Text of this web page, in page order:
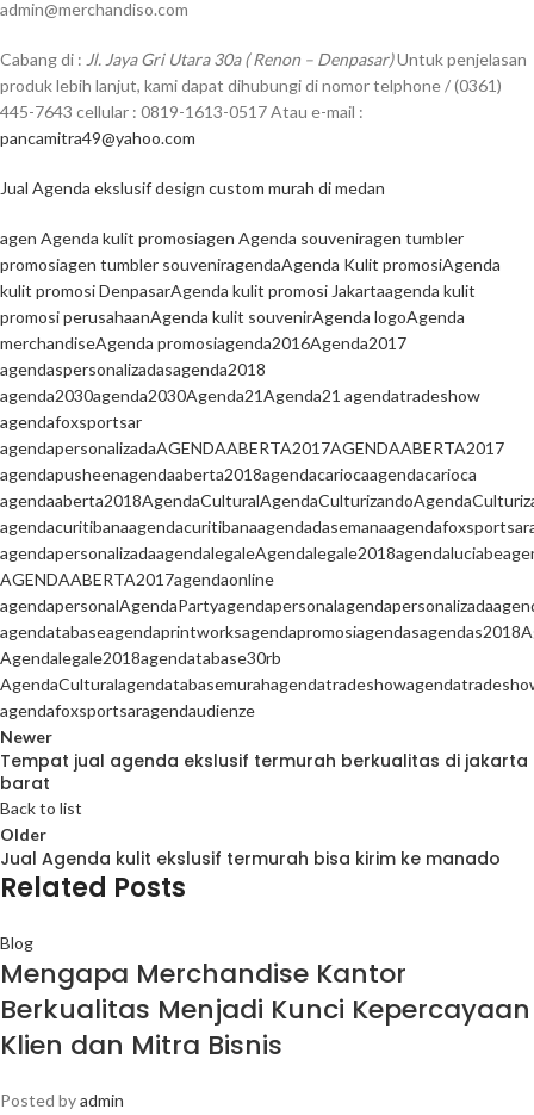
admin@merchandiso.com
Cabang di : Jl. Jaya Gri Utara 30a ( Renon – Denpasar)Untuk penjelasan
produk lebih lanjut, kami dapat dihubungi di nomor telphone / (0361)
445-7643 cellular : 0819-1613-0517 Atau e-mail :
pancamitra49@yahoo.com
Jual Agenda ekslusif design custom murah di medan
agen Agenda kulit promosiagen Agenda souveniragen tumbler
promosiagen tumbler souveniragendaAgenda Kulit promosiAgenda
kulit promosi DenpasarAgenda kulit promosi Jakartaagenda kulit
promosi perusahaanAgenda kulit souvenirAgenda logoAgenda
merchandiseAgenda promosiagenda2016Agenda2017
agendaspersonalizadasagenda2018
agenda2030agenda2030Agenda21Agenda21 agendatradeshow
agendafoxsportsar
agendapersonalizadaAGENDAABERTA2017AGENDAABERTA2017
agendapusheenagendaaberta2018agendacariocaagendacarioca
agendaaberta2018AgendaCulturalAgendaCulturizando
agendacuritibanaagendacuritibanaagendadasemanaagendafoxsportsar
agendapersonalizadaagendalegaleAgendalegale2018agendaluciabe
AGENDAABERTA2017agendaonline
agendapersonalAgendaPartyagendapersonalagendapersonalizada
agendatabaseagendaprintworksagendapromosiagendasagendas2018
Agendalegale2018agendatabase30rb
AgendaCulturalagendatabasemurahagendatradeshow
agendafoxsportsaragendaudienze
Newer
Tempat jual agenda ekslusif termurah berkualitas di jakarta
barat
Back to list
Older
Jual Agenda kulit ekslusif termurah bisa kirim ke manado
Related Posts
Blog
Mengapa Merchandise Kantor
Berkualitas Menjadi Kunci Kepercayaan
Klien dan Mitra Bisnis
Posted byadmin